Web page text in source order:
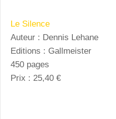
Le Silence
Auteur : Dennis Lehane
Editions : Gallmeister
450 pages
Prix : 25,40 €